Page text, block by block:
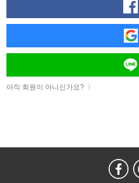
아직 회원이 아니신가요?